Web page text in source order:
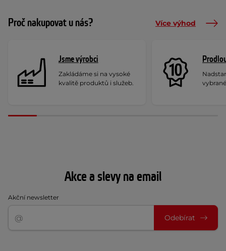
Proč nakupovat u nás? Více výhod
Jsme výrobci
Zakládáme si na vysoké
kvalitě produktů i služeb.
Akce a slevy na email
Akční newsletter
Odebírat